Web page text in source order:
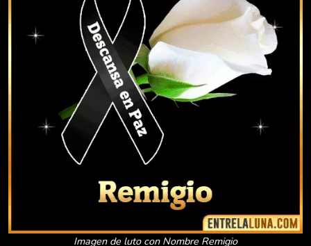
Imagen de luto con Nombre Remigio